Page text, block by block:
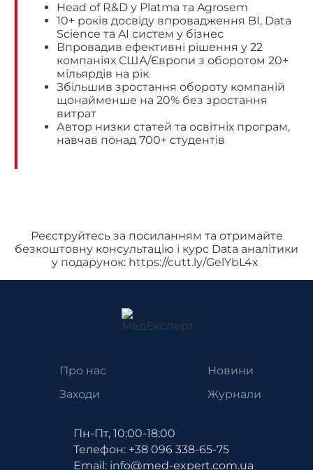
Head of R&D у Platma та Agrosem
10+ років досвіду впровадження BI, Data
Science та AI систем у бізнес
Впровадив ефективні рішення у 22
компаніях США/Європи з оборотом 20+
мільярдів на рік
Збільшив зростання обороту компаній
щонайменше на 20% без зростання
витрат
Автор низки статей та освітніх програм,
навчав понад 700+ студентів
Реєструйтесь за посиланням та отримайте
безкоштовну консультацію і курс Data аналітики
у подарунок: https://cutt.ly/GelYbL4x
Про нас
Новини
Заходи
Журнали
Пн-Пт, 10:00-18:00
Телефон: +38 096 338-65-75
Email: info@med-expert.com.ua